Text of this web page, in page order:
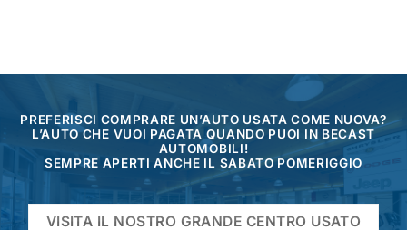
PREFERISCI COMPRARE UN’AUTO USATA COME NUOVA?
L’AUTO CHE VUOI PAGATA QUANDO PUOI IN BECAST
AUTOMOBILI!
SEMPRE APERTI ANCHE IL SABATO POMERIGGIO
VISITA IL NOSTRO GRANDE CENTRO USATO